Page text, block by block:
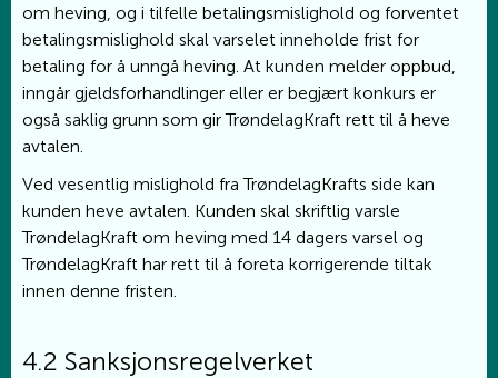
om heving, og i tilfelle betalingsmislighold og forventet
betalingsmislighold skal varselet inneholde frist for
betaling for å unngå heving. At kunden melder oppbud,
inngår gjeldsforhandlinger eller er begjært konkurs er
også saklig grunn som gir TrøndelagKraft rett til å heve
avtalen.
Ved vesentlig mislighold fra TrøndelagKrafts side kan
kunden heve avtalen. Kunden skal skriftlig varsle
TrøndelagKraft om heving med 14 dagers varsel og
TrøndelagKraft har rett til å foreta korrigerende tiltak
innen denne fristen.
4.2 Sanksjonsregelverket